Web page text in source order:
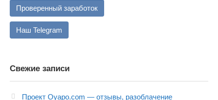
Проверенный заработок
Наш Telegram
Свежие записи
Проект Oyapo.com — отзывы, разоблачение